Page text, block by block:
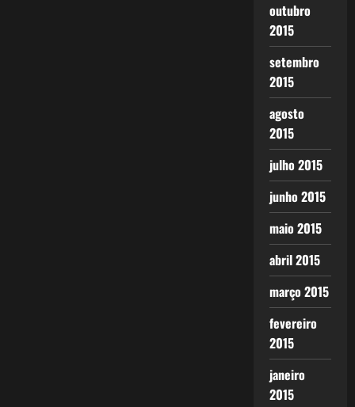
outubro
2015
setembro
2015
agosto
2015
julho 2015
junho 2015
maio 2015
abril 2015
março 2015
fevereiro
2015
janeiro
2015